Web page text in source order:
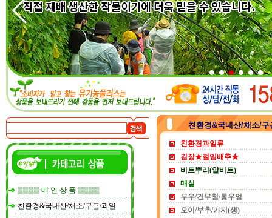
▒▒▒▒ 메 인 상 품 ▒▒▒▒
친환경&국내산/채소/구근/과일
친환경&국내산/채소/
친환경과일류
김장★절임배추★
비트뿌리(알비트)
매실
무우/건무청/통우엉
오이/부추/가지(생)